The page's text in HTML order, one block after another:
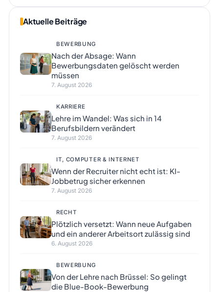
Aktuelle Beiträge
BEWERBUNG
Nach der Absage: Wann
Bewerbungsdaten gelöscht werden
müssen
7. August 2026
KARRIERE
Lehre im Wandel: Was sich in 14
Berufsbildern verändert
7. August 2026
IT, COMPUTER & INTERNET
Wenn der Recruiter nicht echt ist: KI-
Jobbetrug sicher erkennen
7. August 2026
RECHT
Plötzlich versetzt: Wann neue Aufgaben
und ein anderer Arbeitsort zulässig sind
6. August 2026
BEWERBUNG
Von der Lehre nach Brüssel: So gelingt
die Blue-Book-Bewerbung